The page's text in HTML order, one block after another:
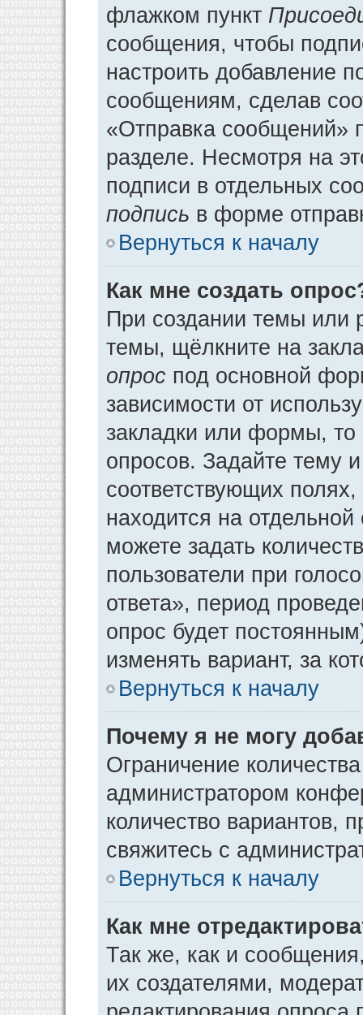
флажком пункт
сообщения, чтобы
настроить добавление
сообщениям, сделав
«Отправка сообщений»
разделе. Несмотря на
подписи в отдельных
подпись в форме
Вернуться к началу
Как мне создать
При создании темы или
темы, щёлкните на
опрос под основной
зависимости от
закладки или формы, то
опросов. Задайте тему
соответствующих
находится на
можете задать
пользователи при
ответа», период
опрос будет
изменять вариант, за
Вернуться к началу
Почему я не могу
Ограничение
администратором
количество вариантов,
свяжитесь с
Вернуться к началу
Как мне
Так же, как и
их создателями,